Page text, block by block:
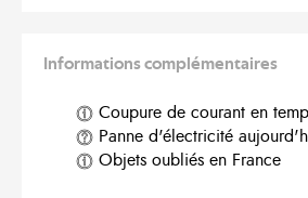
Informations complémentaires
Coupure de courant en
Panne d'électricité
Objets oubliés en France